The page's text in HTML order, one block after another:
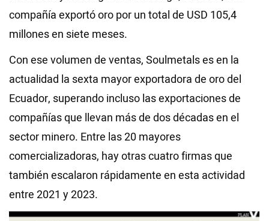
compañía exportó oro por un total de USD 105,4
millones en siete meses.
Con ese volumen de ventas, Soulmetals es en la
actualidad la sexta mayor exportadora de oro del
Ecuador, superando incluso las exportaciones de
compañías que llevan más de dos décadas en el
sector minero. Entre las 20 mayores
comercializadoras, hay otras cuatro firmas que
también escalaron rápidamente en esta actividad
entre 2021 y 2023.